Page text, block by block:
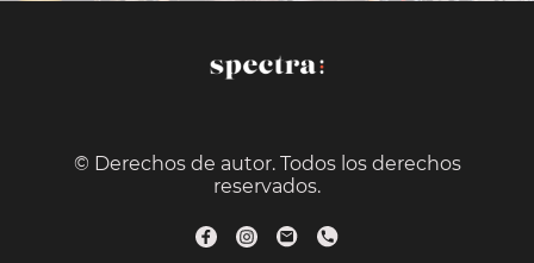
© Derechos de autor. Todos los derechos
reservados.